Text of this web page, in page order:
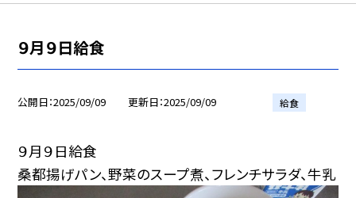
９月９日給食
公開日 2025/09/09 更新日 2025/09/09 給食
９月９日給食
桑都揚げパン、野菜のスープ煮、フレンチサラダ、牛乳